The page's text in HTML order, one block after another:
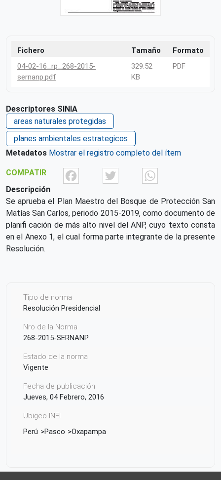
Fichero Tamaño
Formato
04-02-16_rp_268-2015-
sernanp.pdf
329.52
KB
PDF
Descriptores SINIA
areas naturales protegidas
planes ambientales estrategicos
Metadatos Mostrar el registro completo del ítem
COMPATIR FacebookTwitter
Descripción
Se aprueba el Plan Maestro del Bosque de Protección San
Matías San Carlos, periodo 2015-2019, como documento de
planifi cación de más alto nivel del ANP, cuyo texto consta
en el Anexo 1, el cual forma parte integrante de la presente
Resolución.
Tipo de norma
Resolución Presidencial
Nro de la Norma
268-2015-SERNANP
Estado de la norma
Vigente
Fecha de publicación
Jueves, 04 Febrero, 2016
Ubigeo INEI
Perú
Pasco Oxapampa